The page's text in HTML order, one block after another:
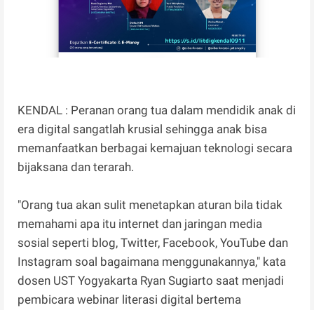
KENDAL : Peranan orang tua dalam mendidik anak di
era digital sangatlah krusial sehingga anak bisa
memanfaatkan berbagai kemajuan teknologi secara
bijaksana dan terarah.
"Orang tua akan sulit menetapkan aturan bila tidak
memahami apa itu internet dan jaringan media
sosial seperti blog, Twitter, Facebook, YouTube dan
Instagram soal bagaimana menggunakannya," kata
dosen UST Yogyakarta Ryan Sugiarto saat menjadi
pembicara webinar literasi digital bertema